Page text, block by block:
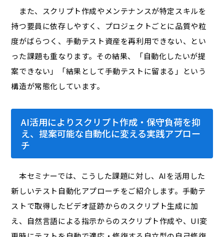
また、スクリプト作成やメンテナンスが特定スキルを
持つ要員に依存しやすく、プロジェクトごとに品質や粒
度がばらつく、手動テスト資産を再利用できない、とい
った課題も重なります。その結果、「自動化したいが提
案できない」「結果として手動テストに留まる」という
構造が常態化しています。
AI活用によりスクリプト作成・保守負荷を抑
え、提案可能な自動化に変える実践アプロー
チ
本セミナーでは、こうした課題に対し、AIを活用した
新しいテスト自動化アプローチをご紹介します。手動テ
ストで取得したビデオ証跡からのスクリプト生成に加
え、自然言語による指示からのスクリプト作成や、UI変